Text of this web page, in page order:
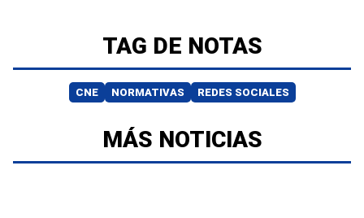
TAG DE NOTAS
CNE NORMATIVAS REDES SOCIALES
MÁS NOTICIAS